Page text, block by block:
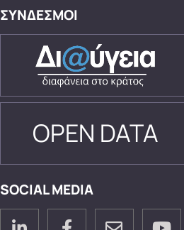
ΣΥΝΔΕΣΜΟΙ
OPEN DATA
SOCIAL MEDIA